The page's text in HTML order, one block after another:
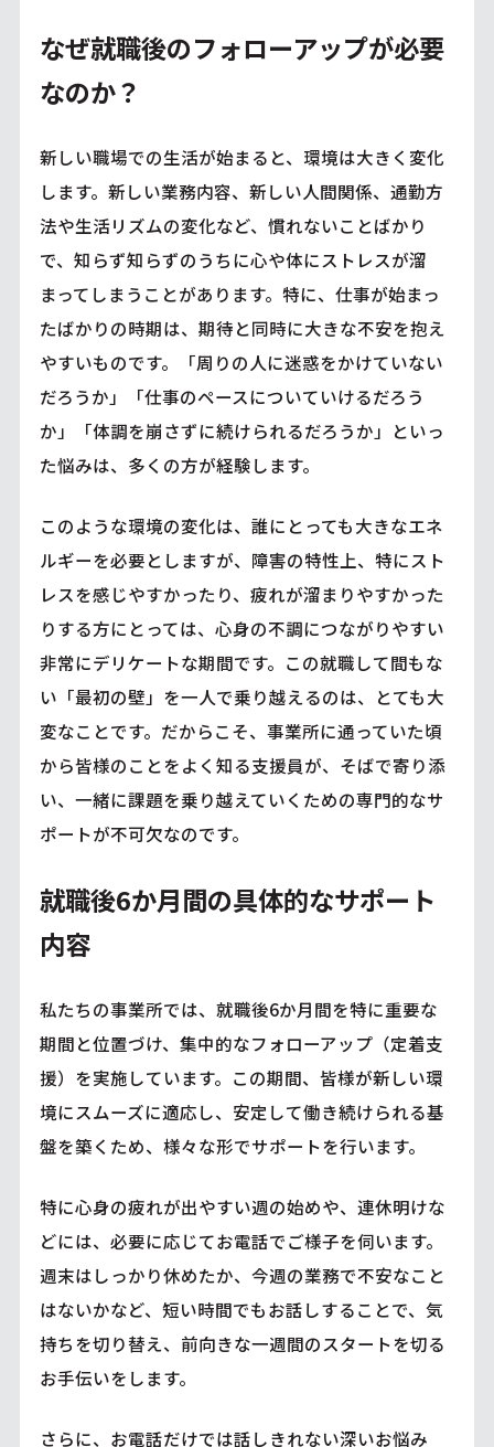
なぜ就職後のフォローアップが必要
なのか？
新しい職場での生活が始まると、環境は大きく変化
します。新しい業務内容、新しい人間関係、通勤方
法や生活リズムの変化など、慣れないことばかり
で、知らず知らずのうちに心や体にストレスが溜
まってしまうことがあります。特に、仕事が始まっ
たばかりの時期は、期待と同時に大きな不安を抱え
やすいものです。「周りの人に迷惑をかけていない
だろうか」「仕事のペースについていけるだろう
か」「体調を崩さずに続けられるだろうか」といっ
た悩みは、多くの方が経験します。
このような環境の変化は、誰にとっても大きなエネ
ルギーを必要としますが、障害の特性上、特にスト
レスを感じやすかったり、疲れが溜まりやすかった
りする方にとっては、心身の不調につながりやすい
非常にデリケートな期間です。この就職して間もな
い「最初の壁」を一人で乗り越えるのは、とても大
変なことです。だからこそ、事業所に通っていた頃
から皆様のことをよく知る支援員が、そばで寄り添
い、一緒に課題を乗り越えていくための専門的なサ
ポートが不可欠なのです。
就職後6か月間の具体的なサポート
内容
私たちの事業所では、就職後6か月間を特に重要な
期間と位置づけ、集中的なフォローアップ（定着支
援）を実施しています。この期間、皆様が新しい環
境にスムーズに適応し、安定して働き続けられる基
盤を築くため、様々な形でサポートを行います。
特に心身の疲れが出やすい週の始めや、連休明けな
どには、必要に応じてお電話でご様子を伺います。
週末はしっかり休めたか、今週の業務で不安なこと
はないかなど、短い時間でもお話しすることで、気
持ちを切り替え、前向きな一週間のスタートを切る
お手伝いをします。
さらに、お電話だけでは話しきれない深いお悩み